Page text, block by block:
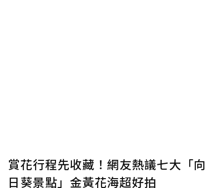
賞花行程先收藏！網友熱議七大「向
日葵景點」金黃花海超好拍